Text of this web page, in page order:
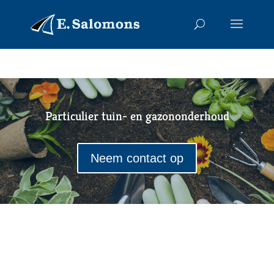
Particulier tuin- en gazononderhoud
Neem contact op